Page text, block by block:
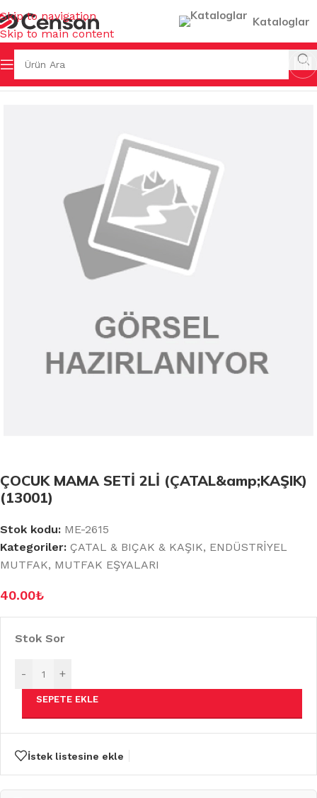
Skip to navigation
Skip to main content
Kataloglar
ÇATAL & BIÇAK & KAŞIK
ÇOCUK MAMA SETİ 2Lİ (ÇATAL&amp;KAŞIK)
(13001)
Stok kodu: ME-2615
Kategoriler: ÇATAL & BIÇAK & KAŞIK, ENDÜSTRİYEL
MUTFAK, MUTFAK EŞYALARI
40.00₺
Stok Sor
- +
SEPETE EKLE
İstek listesine ekle